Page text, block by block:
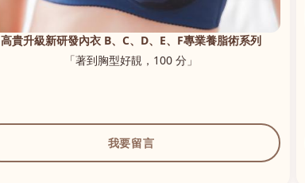
高貴升級新研發內衣 B、C、D、E、F專業養脂術系列
「著到胸型好靚，100 分」
我要留言